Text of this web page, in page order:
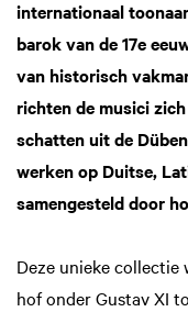
internationaal
barok van de 17e
van historisch
richten de musici
schatten uit de
werken op Duitse,
samengesteld door
Deze unieke collectie
hof onder Gustav XI